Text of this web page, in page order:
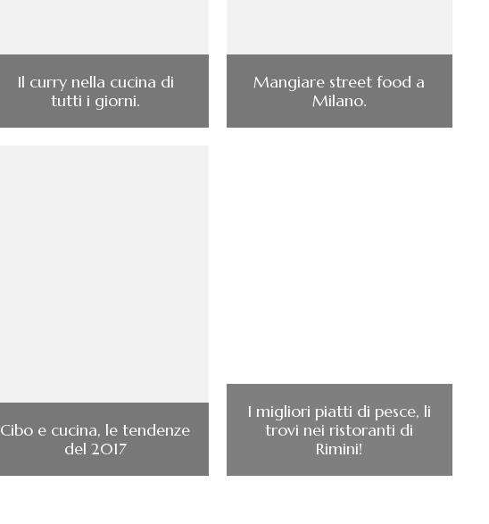
Il curry nella cucina di
tutti i giorni.
Mangiare street food a
Milano.
Cibo e cucina, le tendenze
del 2017
I migliori piatti di pesce, li
trovi nei ristoranti di
Rimini!